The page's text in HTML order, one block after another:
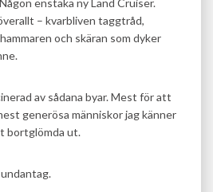
– kvarbliven taggtråd,
och skäran som dyker
av sådana byar. Mest för att
generösa människor jag känner
bortglömda ut.